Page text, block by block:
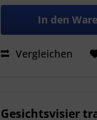
In den
Vergleichen
Gesichtsvisier